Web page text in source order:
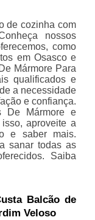
de cozinha com
nossos
como
em Osasco e
Mármore Para
qualificados e
a necessidade
e confiança.
De Mármore e
aproveite a
e saber mais.
sanar todas as
Saiba
Balcão de
Veloso